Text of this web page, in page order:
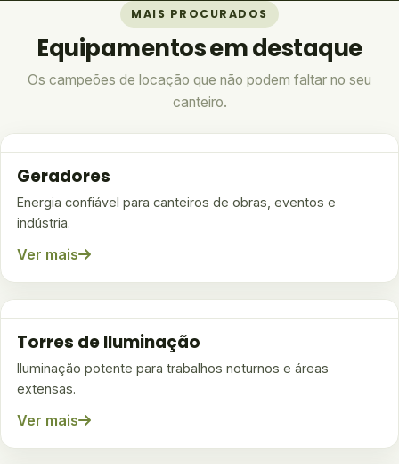
MAIS PROCURADOS
Equipamentos em destaque
Os campeões de locação que não podem faltar no seu
canteiro.
Geradores
Energia confiável para canteiros de obras, eventos e
indústria.
Ver mais
Torres de Iluminação
Iluminação potente para trabalhos noturnos e áreas
extensas.
Ver mais